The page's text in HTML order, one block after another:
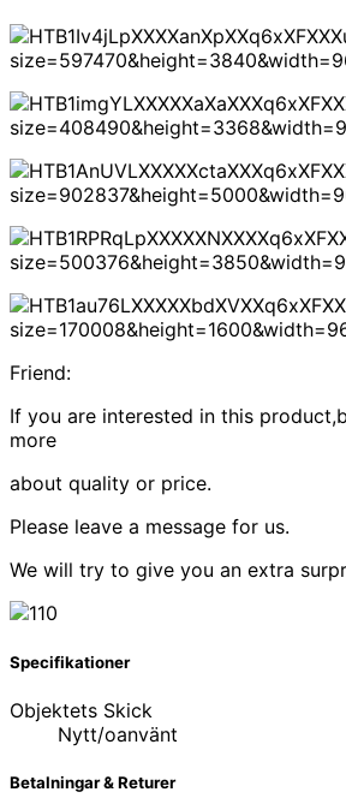
Friend:
If you are interested in this
more
about quality or price.
Please leave a message for us.
We will try to give you an extra
Specifikationer
Objektets Skick
Nytt/oanvänt
Betalningar & Returer